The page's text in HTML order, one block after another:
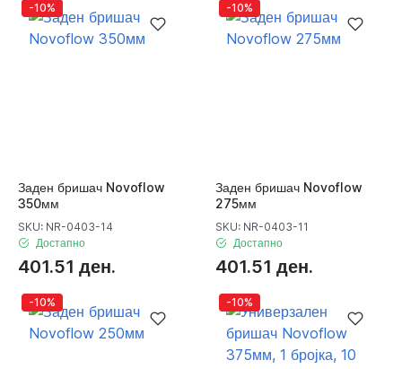
-10%
Заден бришач Novoflow
350мм
SKU: NR-0403-14
Достапно
401.51 ден.
-10%
Заден бришач Novoflow
275мм
SKU: NR-0403-11
Достапно
401.51 ден.
-10% -10%